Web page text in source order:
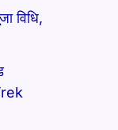
विधि,